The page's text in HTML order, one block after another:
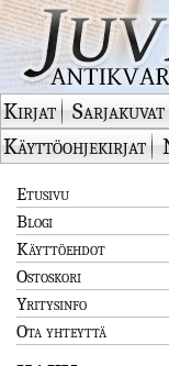
Kirjat Sarjakuvat
Käyttöohjekirjat
Etusivu
Blogi
Käyttöehdot
Ostoskori
Yritysinfo
Ota yhteyttä